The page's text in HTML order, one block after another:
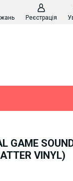
Реєстрація
GAME
VINYL)